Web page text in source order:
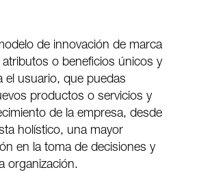
de innovación de marca
atributos o beneficios únicos y
el usuario, que puedas
productos o servicios y
de la empresa, desde
holístico, una mayor
en la toma de decisiones y
organización.